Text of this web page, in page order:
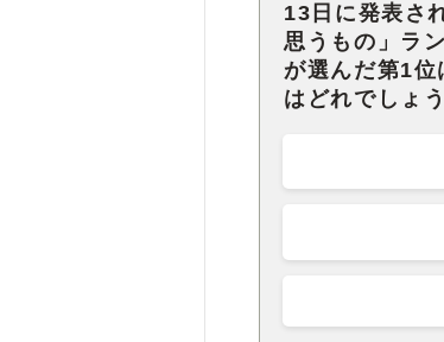
13日に発表さ
思うもの」ラ
が選んだ第1
はどれでしょう